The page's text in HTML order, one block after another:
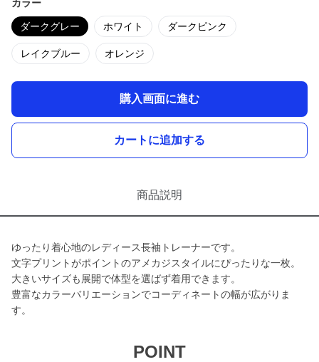
カラー
ダークグレー ホワイト ダークピンク
レイクブルー オレンジ
購入画面に進む
カートに追加する
商品説明
ゆったり着心地のレディース長袖トレーナーです。
文字プリントがポイントのアメカジスタイルにぴったりな一枚。
大きいサイズも展開で体型を選ばず着用できます。
豊富なカラーバリエーションでコーディネートの幅が広がりま
す。
POINT